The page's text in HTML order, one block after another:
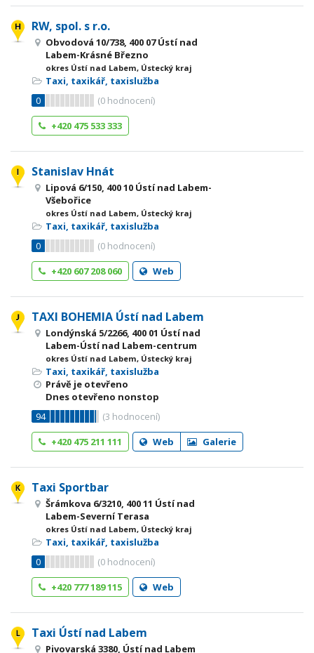
RW, spol. s r.o.
Obvodová 10/738, 400 07 Ústí nad
Labem-Krásné Březno
okres Ústí nad Labem, Ústecký kraj
Taxi, taxikář, taxislužba
0
(0 hodnocení)
+420 475 533 333
Stanislav Hnát
Lipová 6/150, 400 10 Ústí nad Labem-
Všebořice
okres Ústí nad Labem, Ústecký kraj
Taxi, taxikář, taxislužba
0
(0 hodnocení)
+420 607 208 060
Web
TAXI BOHEMIA Ústí nad Labem
Londýnská 5/2266, 400 01 Ústí nad
Labem-Ústí nad Labem-centrum
okres Ústí nad Labem, Ústecký kraj
Taxi, taxikář, taxislužba
Právě je otevřeno
Dnes otevřeno nonstop
94
(3 hodnocení)
+420 475 211 111
Web Galerie
Taxi Sportbar
Šrámkova 6/3210, 400 11 Ústí nad
Labem-Severní Terasa
okres Ústí nad Labem, Ústecký kraj
Taxi, taxikář, taxislužba
0
(0 hodnocení)
+420 777 189 115
Web
Taxi Ústí nad Labem
Pivovarská 3380, Ústí nad Labem